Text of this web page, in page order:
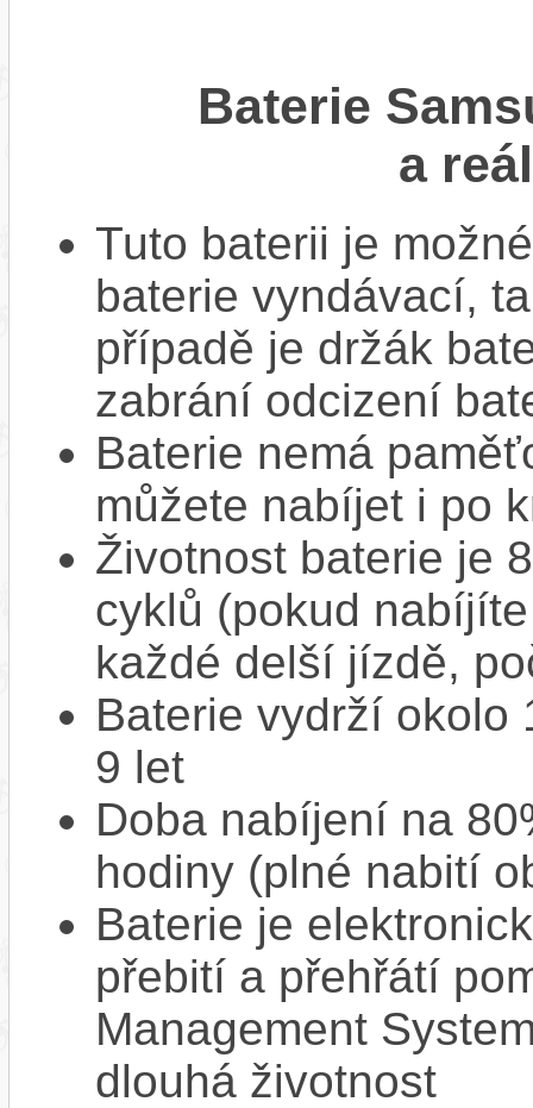
Baterie
a
Tuto baterii je
baterie vyndávací,
případě je držák
zabrání odcizení
Baterie nemá
můžete nabíjet i po
Životnost baterie je
cyklů (pokud
každé delší jízdě,
Baterie vydrží okolo
9 let
Doba nabíjení na
hodiny (plné nabití
Baterie je
přebití a přehřátí
Management
dlouhá životnost